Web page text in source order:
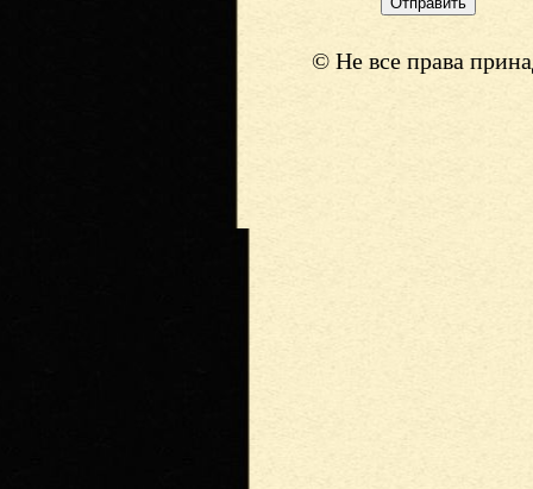
© Не все права